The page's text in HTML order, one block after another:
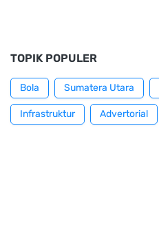
TOPIK POPULER
Bola Sumatera Utara
Infrastruktur Advertorial